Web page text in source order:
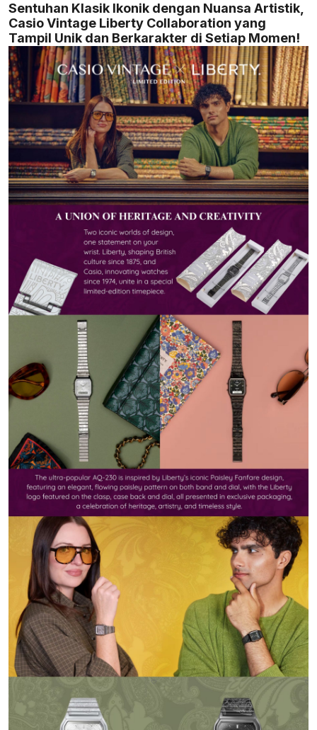
Sentuhan Klasik Ikonik dengan Nuansa Artistik,
Casio Vintage Liberty Collaboration yang
Tampil Unik dan Berkarakter di Setiap Momen!